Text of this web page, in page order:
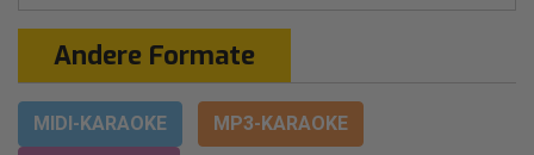
Andere Formate
MIDI-KARAOKE
MP3-KARAOKE